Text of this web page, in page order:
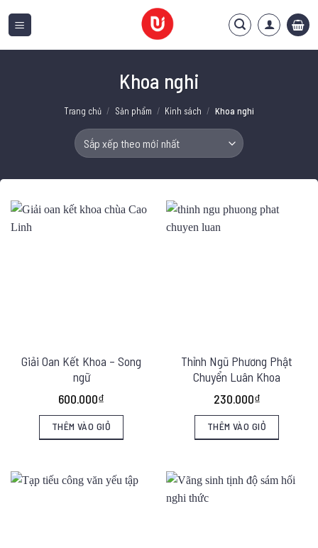
qua
Khoa nghi
Trang chủ / Sản phẩm / Kinh sách / Khoa nghi
Giải Oan Kết Khoa – Song
ngữ
600.000₫
THÊM VÀO GIỎ
Thỉnh Ngũ Phương Phật
Chuyển Luân Khoa
230.000₫
THÊM VÀO GIỎ